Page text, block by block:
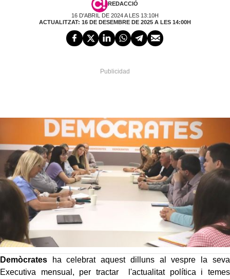
REDACCIÓ
16 D'ABRIL DE 2024 A LES 13:10H
ACTUALITZAT: 16 DE DESEMBRE DE 2025 A LES 14:00H
Demòcrates ha celebrat aquest dilluns al vespre la seva
Executiva mensual, per tractar l'actualitat política i temes